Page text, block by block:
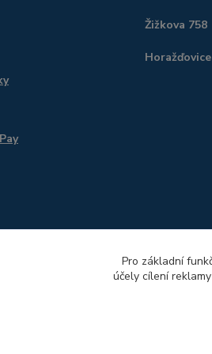
Žižkova 758
Pro základní
účely cílení